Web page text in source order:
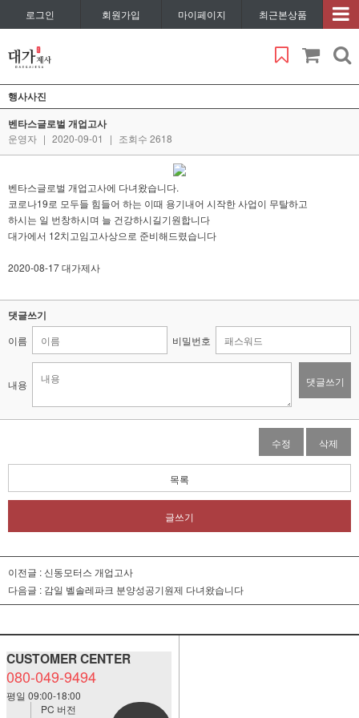
로그인 회원가입 마이페이지 최근본상품
행사사진
벤타스글로벌 개업고사
운영자 | 2020-09-01 | 조회수 2618
벤타스글로벌 개업고사에 다녀왔습니다.
코로나19로 모두들 힘들어 하는 이때 용기내어 시작한 사업이 무탈하고
하시는 일 번창하시며 늘 건강하시길기원합니다
대가에서 12치고임고사상으로 준비해드렸습니다
2020-08-17 대가제사
댓글쓰기
이름 비밀번호
내용 댓글쓰기
수정 삭제
목록
글쓰기
이전글 : 신동모터스 개업고사
다음글 : 감일 벨솔레파크 분양성공기원제 다녀왔습니다
CUSTOMER CENTER
080-049-9494
평일 09:00-18:00
PC 버전